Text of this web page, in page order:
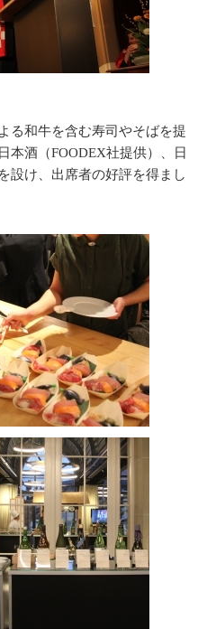
る和牛を含む寿司やそばを提
本酒（FOODEX社提供）、日
設け、出席者の好評を得まし